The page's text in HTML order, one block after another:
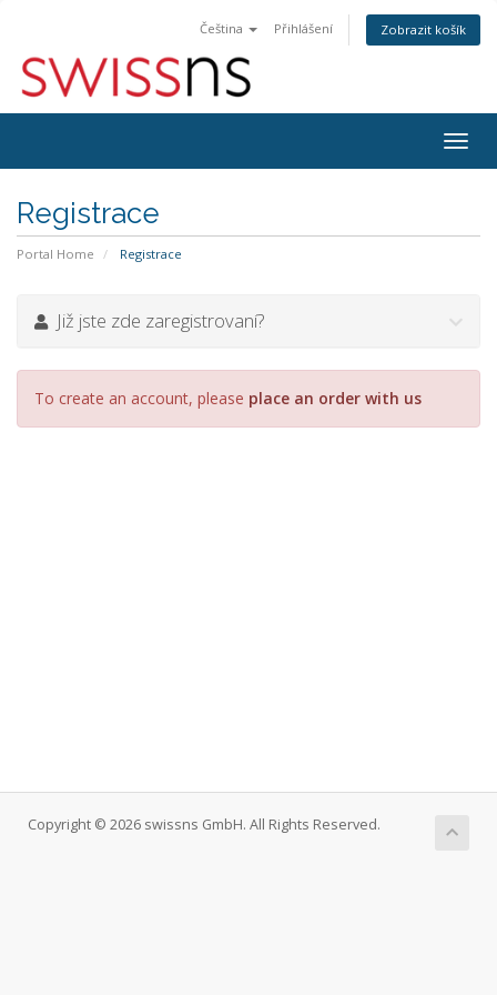
Čeština Přihlášení Zobrazit košík
Registrace
Portal Home Registrace
Již jste zde zaregistrovaní?
To create an account, please place an order with us
Copyright © 2026 swissns GmbH. All Rights Reserved.